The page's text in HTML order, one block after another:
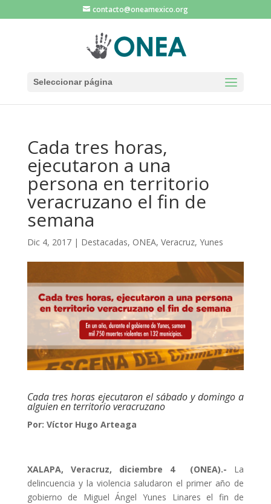
contacto@oneamexico.org
Seleccionar página
Cada tres horas,
ejecutaron a una
persona en territorio
veracruzano el fin de
semana
Dic 4, 2017| Destacadas, ONEA, Veracruz, Yunes
Cada tres horas ejecutaron el sábado y domingo a
alguien en territorio veracruzano
Por: Víctor Hugo Arteaga
XALAPA, Veracruz, diciembre 4 (ONEA).- La
delincuencia y la violencia saludaron el primer año de
gobierno de Miguel Ángel Yunes Linares el fin de